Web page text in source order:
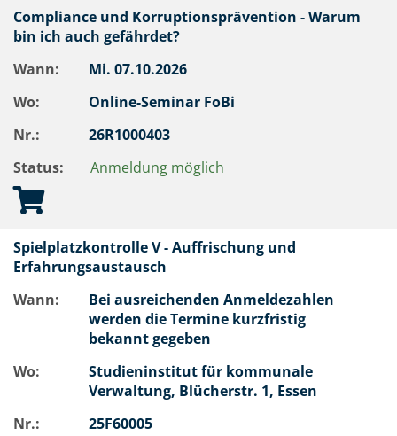
Compliance und Korruptionsprävention - Warum
bin ich auch gefährdet?
Wann:
Mi. 07.10.2026
Wo:
Online-Seminar FoBi
Nr.:
26R1000403
Status:
Anmeldung möglich
Spielplatzkontrolle V - Auffrischung und
Erfahrungsaustausch
Wann:
Bei ausreichenden Anmeldezahlen
werden die Termine kurzfristig
bekannt gegeben
Wo:
Studieninstitut für kommunale
Verwaltung, Blücherstr. 1, Essen
Nr.:
25F60005